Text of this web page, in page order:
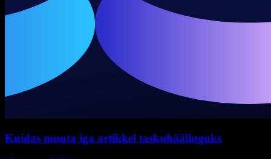
Kuidas muuta iga artikkel taskuhäälinguks